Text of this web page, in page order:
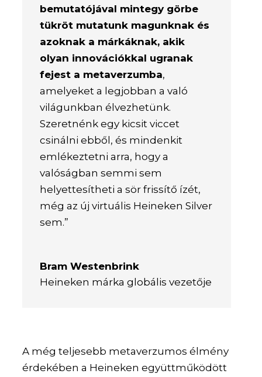
bemutatójával mintegy görbe
tükröt mutatunk magunknak és
azoknak a márkáknak, akik
olyan innovációkkal ugranak
fejest a metaverzumba,
amelyeket a legjobban a való
világunkban élvezhetünk.
Szeretnénk egy kicsit viccet
csinálni ebből, és mindenkit
emlékeztetni arra, hogy a
valóságban semmi sem
helyettesítheti a sör frissítő ízét,
még az új virtuális Heineken Silver
sem.”
Bram Westenbrink
Heineken márka globális vezetője
A még teljesebb metaverzumos élmény
érdekében a Heineken együttműködött